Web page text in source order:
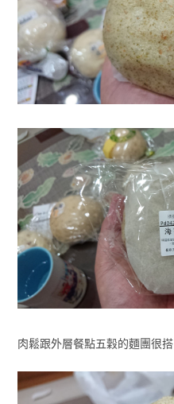
肉鬆跟外層餐點五穀的麵團很搭